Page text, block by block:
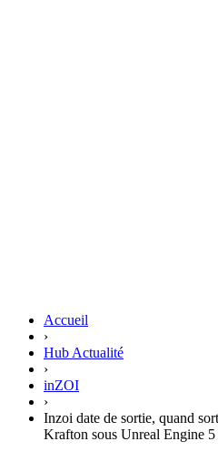
Accueil
›
Hub Actualité
›
inZOI
›
Inzoi date de sortie, quand
Krafton sous Unreal Engine 5